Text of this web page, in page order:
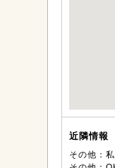
近隣情報
その他：